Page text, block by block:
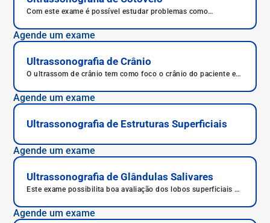
Com este exame é possível estudar problemas como
ossos e também rupturas nos tendões.
Agende um exame
Ultrassonografia de Crânio
O ultrassom de crânio tem como foco o crânio do paciente e
aprofundada.
Agende um exame
Ultrassonografia de Estruturas Superficiais
Agende um exame
Ultrassonografia de Glândulas Salivares
Este exame possibilita boa avaliação dos lobos superficiais da
entre massas intra ou extra-glandulares.
Agende um exame